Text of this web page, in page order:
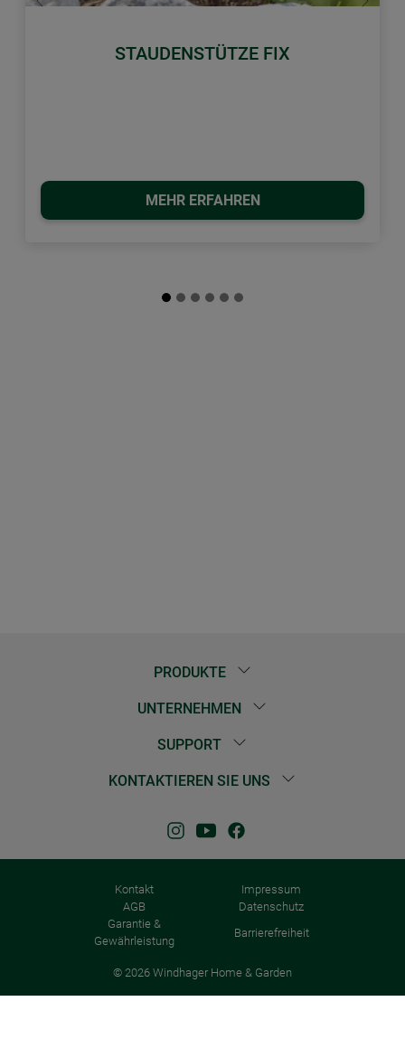
STAUDENSTÜTZE FIX
MEHR ERFAHREN
Zurück Weiter
PRODUKTE
UNTERNEHMEN
SUPPORT
KONTAKTIEREN SIE UNS
Kontakt
Impressum
AGB
Datenschutz
Garantie &
Gewährleistung
Barrierefreiheit
© 2026 Windhager Home & Garden